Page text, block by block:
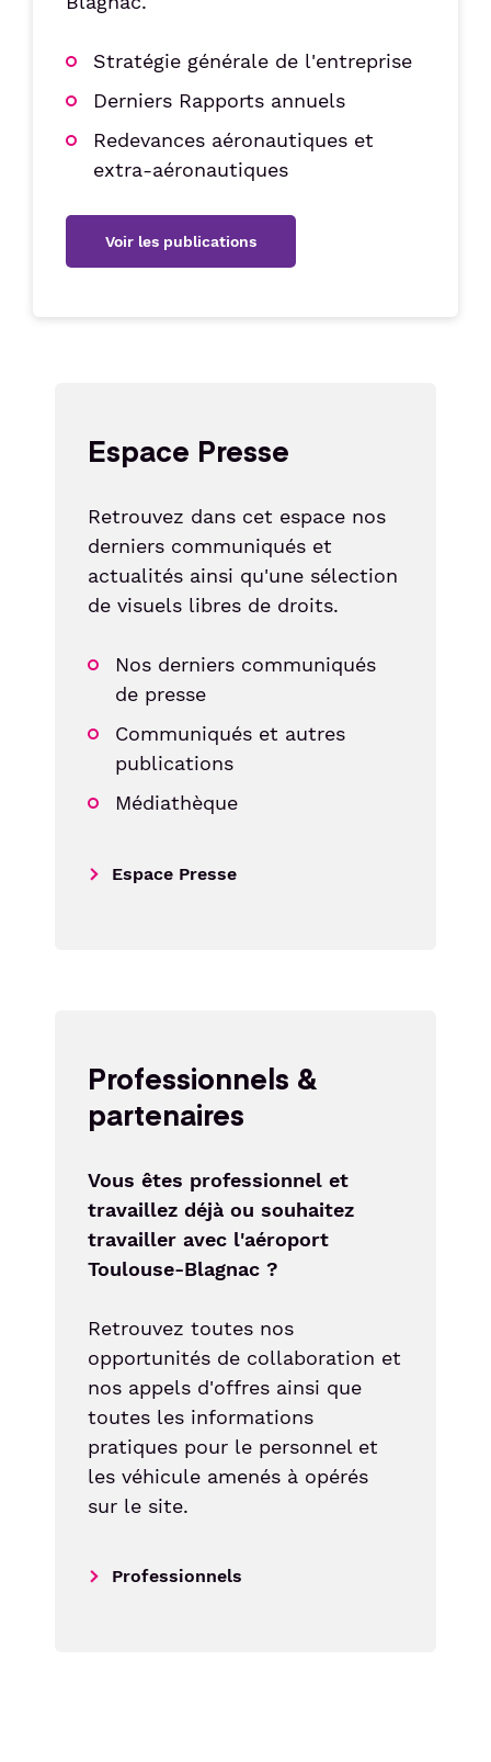
Stratégie générale de l'entreprise
Derniers Rapports annuels
Redevances aéronautiques et
extra-aéronautiques
Voir les publications
Espace Presse
Retrouvez dans cet espace nos
derniers communiqués et
actualités ainsi qu'une sélection
de visuels libres de droits.
Nos derniers communiqués
de presse
Communiqués et autres
publications
Médiathèque
Espace Presse
Professionnels &
partenaires
Vous êtes professionnel et
travaillez déjà ou souhaitez
travailler avec l'aéroport
Toulouse-Blagnac ?
Retrouvez toutes nos
opportunités de collaboration et
nos appels d'offres ainsi que
toutes les informations
pratiques pour le personnel et
les véhicule amenés à opérés
sur le site.
Professionnels